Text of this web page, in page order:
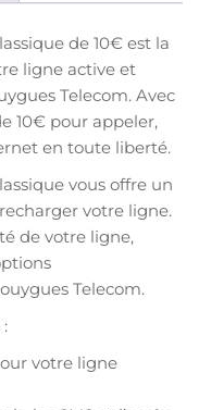
de 10€ est la
ligne active et
Telecom. Avec
10€ pour appeler,
en toute liberté.
vous offre un
votre ligne.
de votre ligne,
Telecom.
votre ligne